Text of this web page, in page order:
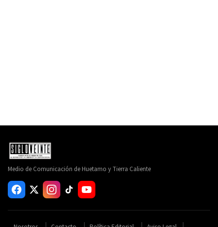
Medio de Comunicación de Huetamo y Tierra Caliente